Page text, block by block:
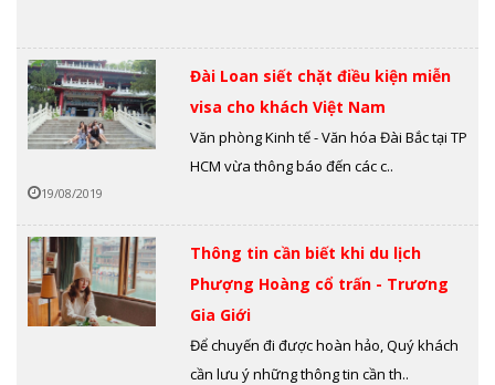
Đài Loan siết chặt điều kiện miễn
visa cho khách Việt Nam
Văn phòng Kinh tế - Văn hóa Đài Bắc tại TP
HCM vừa thông báo đến các c..
19/08/2019
Thông tin cần biết khi du lịch
Phượng Hoàng cổ trấn - Trương
Gia Giới
Để chuyến đi được hoàn hảo, Quý khách
cần lưu ý những thông tin cần th..